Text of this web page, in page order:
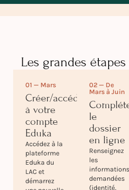
Les grandes
01 — Mars
Créer/accéder
à votre
compte
Eduka
Accédez à la
plateforme
Eduka du
LAC et
démarrez
02 — De
Mars à Juin
le
dossier
en ligne
Renseignez
les
informations
demandées
(identité,